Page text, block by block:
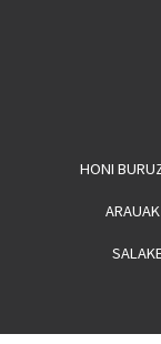
HONI
ARAUAK